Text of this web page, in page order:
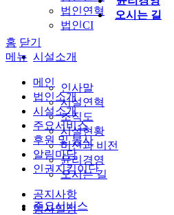
법인연혁
법인CI
시설소개
인사말
시설연혁
조직도
시설현황
미션과 비전
윤리경영
오시는 길
주요서비스
오시는 길
홈 닫기
메뉴
메인
법인소개
시설소개
주요서비스
후원 및 봉사
알림마당
인권지킴이단
공지사항
행사일정